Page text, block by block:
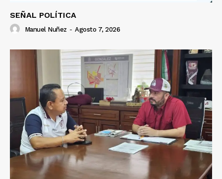
SEÑAL POLÍTICA
Manuel Nuñez - Agosto 7, 2026